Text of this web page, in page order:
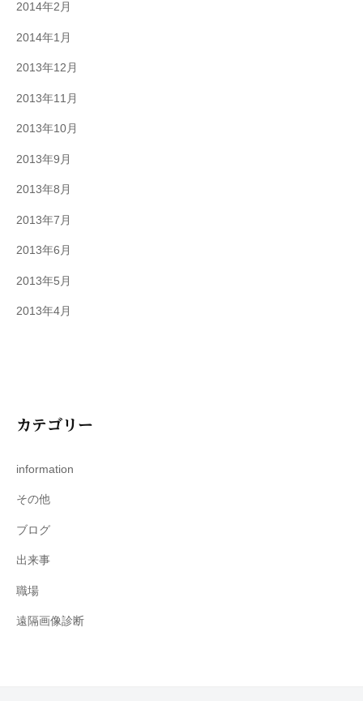
2014年2月
2014年1月
2013年12月
2013年11月
2013年10月
2013年9月
2013年8月
2013年7月
2013年6月
2013年5月
2013年4月
カテゴリー
information
その他
ブログ
出来事
職場
遠隔画像診断